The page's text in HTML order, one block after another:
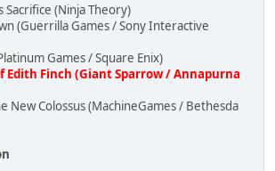
Sacrifice (Ninja Theory)
(Guerrilla Games / Sony Interactive
Games / Square Enix)
Edith Finch (Giant Sparrow / Annapurna
New Colossus (MachineGames / Bethesda